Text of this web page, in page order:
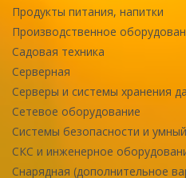
Продукты питания, напитки
Производственное
Садовая техника
Серверная
Серверы и системы хранения
Сетевое оборудование
Системы безопасности и
СКС и инженерное
Снарядная (дополнительное